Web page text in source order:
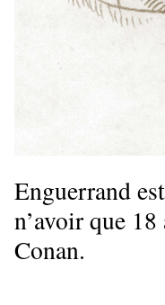
Enguerrand
n’avoir que
Conan.